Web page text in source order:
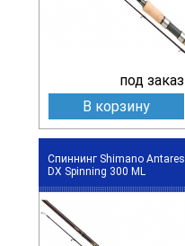
под заказ
В корзину
Спиннинг Shimano Antares
DX Spinning 300 ML